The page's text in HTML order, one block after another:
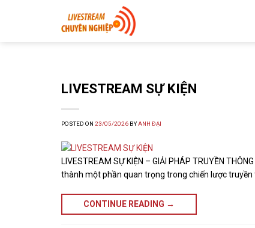
LIVESTREAM SỰ KIỆN
POSTED ON 23/05/2026 BYANH ĐẠI
LIVESTREAM SỰ KIỆN – GIẢI PHÁP TRUYỀN
thành một phần quan trọng trong chiến lược
CONTINUE READING →